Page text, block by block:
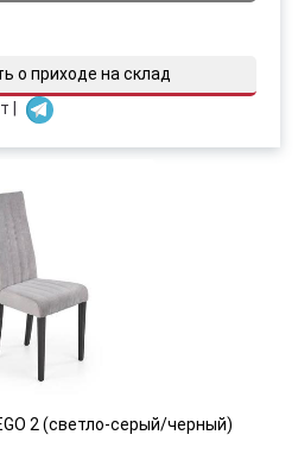
о приходе на склад
|
2 (светло-серый/черный)